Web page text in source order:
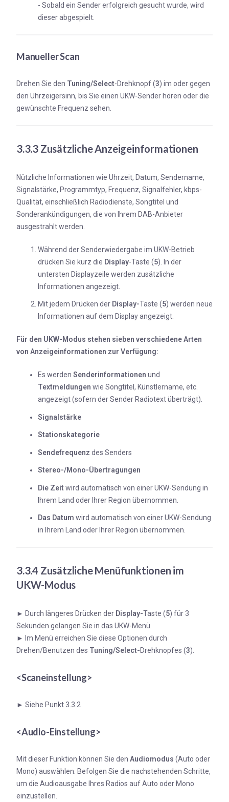
- Sobald ein Sender erfolgreich gesucht wurde, wird
dieser abgespielt.
Manueller Scan
Drehen Sie den Tuning/Select-Drehknopf (3) im oder gegen
den Uhrzeigersinn, bis Sie einen UKW-Sender hören oder die
gewünschte Frequenz sehen.
3.3.3 Zusätzliche Anzeigeinformationen
Nützliche Informationen wie Uhrzeit, Datum, Sendername,
Signalstärke, Programmtyp, Frequenz, Signalfehler, kbps-
Qualität, einschließlich Radiodienste, Songtitel und
Sonderankündigungen, die von Ihrem DAB-Anbieter
ausgestrahlt werden.
Während der Senderwiedergabe im UKW-Betrieb
drücken Sie kurz die Display-Taste (5). In der
untersten Displayzeile werden zusätzliche
Informationen angezeigt.
Mit jedem Drücken der Display-Taste (5) werden neue
Informationen auf dem Display angezeigt.
Für den UKW-Modus stehen sieben verschiedene Arten
von Anzeigeinformationen zur Verfügung:
Es werden Senderinformationen und
Textmeldungen wie Songtitel, Künstlername, etc.
angezeigt (sofern der Sender Radiotext überträgt).
Signalstärke
Stationskategorie
Sendefrequenz des Senders
Stereo-/Mono-Übertragungen
Die Zeit wird automatisch von einer UKW-Sendung in
Ihrem Land oder Ihrer Region übernommen.
Das Datum wird automatisch von einer UKW-Sendung
in Ihrem Land oder Ihrer Region übernommen.
3.3.4 Zusätzliche Menüfunktionen im
UKW-Modus
► Durch längeres Drücken der Display-Taste (5) für 3
Sekunden gelangen Sie in das UKW-Menü.
► Im Menü erreichen Sie diese Optionen durch
Drehen/Benutzen des Tuning/Select-Drehknopfes (3).
<Scaneinstellung>
► Siehe Punkt 3.3.2
<Audio-Einstellung>
Mit dieser Funktion können Sie den Audiomodus (Auto oder
Mono) auswählen. Befolgen Sie die nachstehenden Schritte,
um die Audioausgabe Ihres Radios auf Auto oder Mono
einzustellen.